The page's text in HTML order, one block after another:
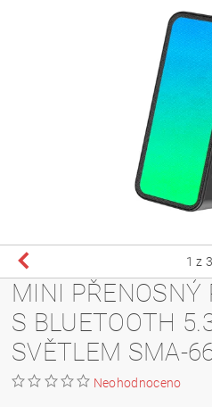
1 z 3
MINI PŘENOSNÝ
S BLUETOOTH
SVĚTLEM SMA-
Neohodnoceno